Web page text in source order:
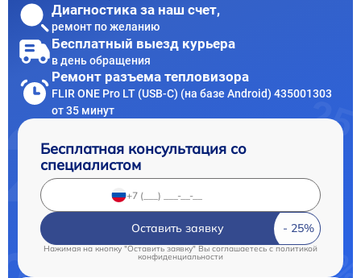
Диагностика за наш счет,
ремонт по желанию
Бесплатный выезд курьера
в день обращения
Ремонт разъема тепловизора
FLIR ONE Pro LT (USB-C) (на базе Android) 435001303
от 35 минут
Бесплатная консультация со
специалистом
Оставить заявку
Нажимая на кнопку "Оставить заявку" Вы соглашаетесь c политикой
конфиденциальности